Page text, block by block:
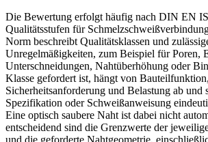
Die Bewertung erfolgt häufig nach DIN EN
Qualitätsstufen für
Norm beschreibt Qualitätsklassen und
Unregelmäßigkeiten, zum Beispiel für Poren,
Unterschneidungen, Nahtüberhöhung oder
Klasse gefordert ist, hängt von Bauteilfunktion,
Sicherheitsanforderung und Belastung ab und
Spezifikation oder Schweißanweisung
Eine optisch saubere Naht ist dabei nicht
entscheidend sind die Grenzwerte der
und die geforderte Nahtgeometrie,